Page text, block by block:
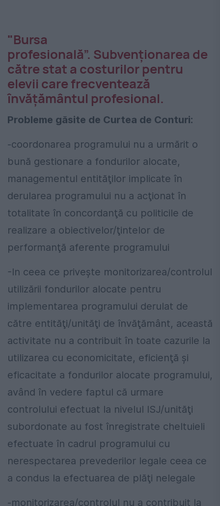
"Bursa
profesională”. Subvenţionarea de
către stat a costurilor pentru
elevii care frecventează
învăţământul profesional.
Probleme găsite de Curtea de Conturi:
-coordonarea programului nu a urmărit o
bună gestionare a fondurilor alocate,
managementul entităţilor implicate în
derularea programului nu a acţionat în
totalitate în concordanţă cu politicile de
realizare a obiectivelor/ţintelor de
performanţă aferente programului
-In ceea ce priveşte monitorizarea/controlul
utilizării fondurilor alocate pentru
implementarea programului derulat de
către entităţi/unităţi de învăţământ, această
activitate nu a contribuit în toate cazurile la
utilizarea cu economicitate, eficienţă şi
eficacitate a fondurilor alocate programului,
având în vedere faptul că urmare
controlului efectuat la nivelul ISJ/unităţi
subordonate au fost înregistrate cheltuieli
efectuate în cadrul programului cu
nerespectarea prevederilor legale ceea ce
a condus la efectuarea de plăţi nelegale
-monitorizarea/controlul nu a contribuit la